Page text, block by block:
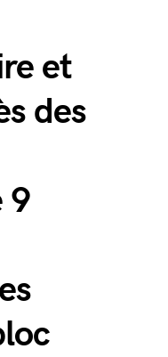
et
des
9